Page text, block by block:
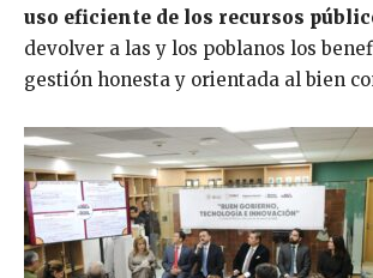
uso eficiente de los recursos
devolver a las y los poblanos los
gestión honesta y orientada al bien